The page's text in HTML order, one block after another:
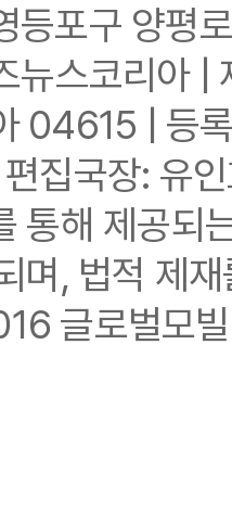
포구 양평
뉴스코리
04615 | 등
집국장: 유
통해 제공되
며, 법적 제
글로벌모